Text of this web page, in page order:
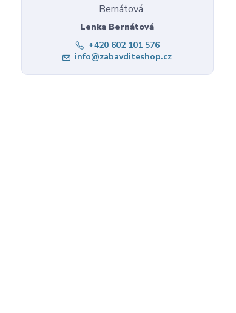
Lenka Bernátová
+420 602 101 576
info@zabavditeshop.cz